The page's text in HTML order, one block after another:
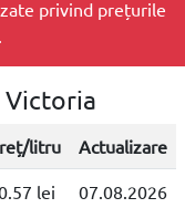
privind prețurile
litru Actualizare
lei
07.08.2026